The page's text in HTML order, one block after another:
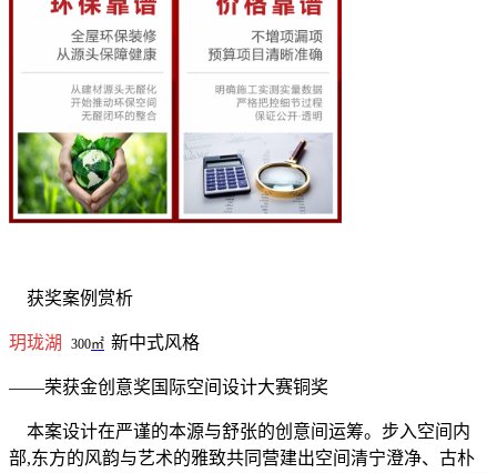
获奖案例赏析
玥珑湖 300㎡ 新中式风格
——荣获金创意奖国际空间设计大赛铜奖
本案设计在严谨的本源与舒张的创意间运筹。步入空间内
部,东方的风韵与艺术的雅致共同营建出空间清宁澄净、古朴